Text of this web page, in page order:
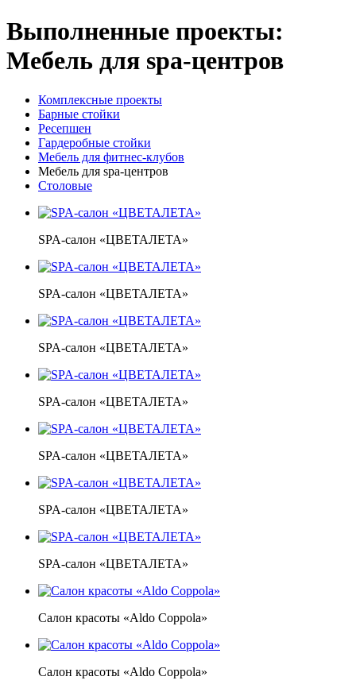
Выполненные проекты:
Мебель для spa-центров
Комплексные проекты
Барные стойки
Ресепшен
Гардеробные стойки
Мебель для фитнес-клубов
Мебель для spa-центров
Столовые
SPA-салон «ЦВЕТАЛЕТА»
SPA-салон «ЦВЕТАЛЕТА»
SPA-салон «ЦВЕТАЛЕТА»
SPA-салон «ЦВЕТАЛЕТА»
SPA-салон «ЦВЕТАЛЕТА»
SPA-салон «ЦВЕТАЛЕТА»
SPA-салон «ЦВЕТАЛЕТА»
Салон красоты «Aldo Coppola»
Салон красоты «Aldo Coppola»